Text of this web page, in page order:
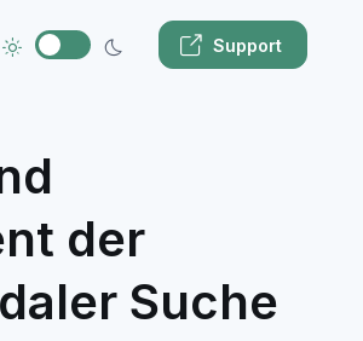
Support
der
Suche